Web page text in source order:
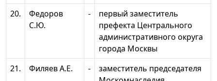
20.
Федоров
С.Ю.
-
первый заместитель
префекта Центрального
административного округа
города Москвы
21.
Филяев А.Е. -
заместитель председателя